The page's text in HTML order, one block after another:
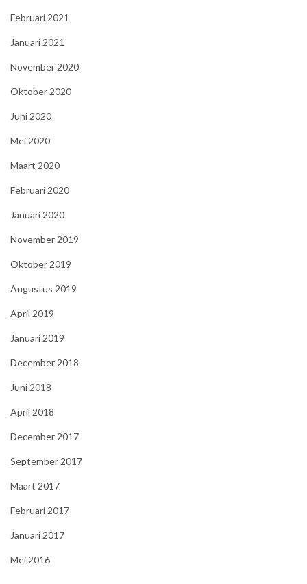
Februari 2021
Januari 2021
November 2020
Oktober 2020
Juni 2020
Mei 2020
Maart 2020
Februari 2020
Januari 2020
November 2019
Oktober 2019
Augustus 2019
April 2019
Januari 2019
December 2018
Juni 2018
April 2018
December 2017
September 2017
Maart 2017
Februari 2017
Januari 2017
Mei 2016